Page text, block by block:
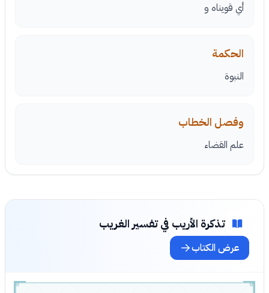
أي قويناه و
الحكمة
النبوة
وفصل الخطاب
علم القضاء
تذكرة الأريب في تفسير الغريب
عرض الكتاب